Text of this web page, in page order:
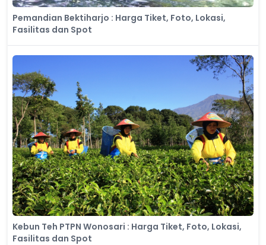
Pemandian Bektiharjo : Harga Tiket, Foto, Lokasi,
Fasilitas dan Spot
Kebun Teh PTPN Wonosari : Harga Tiket, Foto, Lokasi,
Fasilitas dan Spot